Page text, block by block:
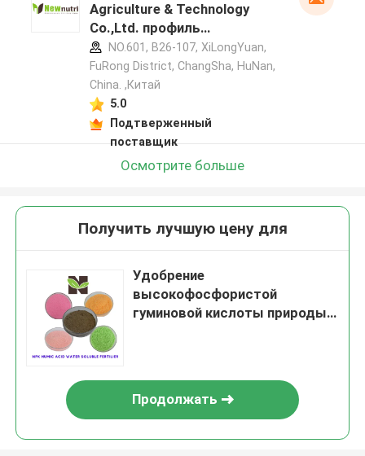
Agriculture & Technology
Co.,Ltd. профиль
производителя
NO.601, B26-107, XiLongYuan,
FuRong District, ChangSha, HuNan,
China. ,Китай
5.0
Подтверженный
поставщик
Осмотрите больше
Получить лучшую цену для
Удобрение
высокофосфористой
гуминовой кислоты природы
Продолжать